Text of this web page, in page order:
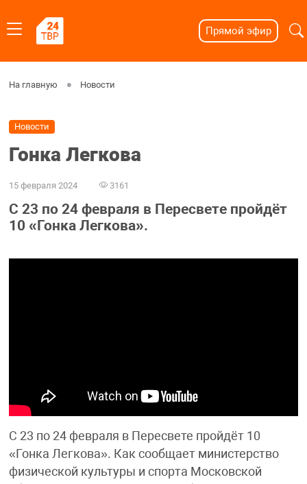
Прямой эфир
На главную Новости
Новости
Гонка Легкова
15 февраля 2024 3161
С 23 по 24 февраля в Пересвете пройдёт
10 «Гонка Легкова».
С 23 по 24 февраля в Пересвете пройдёт 10
«Гонка Легкова». Как сообщает министерство
физической культуры и спорта Московской